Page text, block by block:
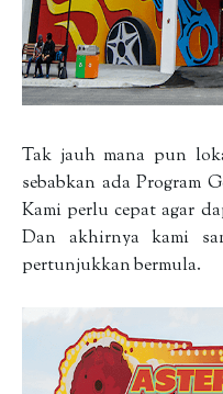
Tak jauh mana pun
sebabkan ada Program
Kami perlu cepat agar
Dan akhirnya kami
pertunjukkan bermula.